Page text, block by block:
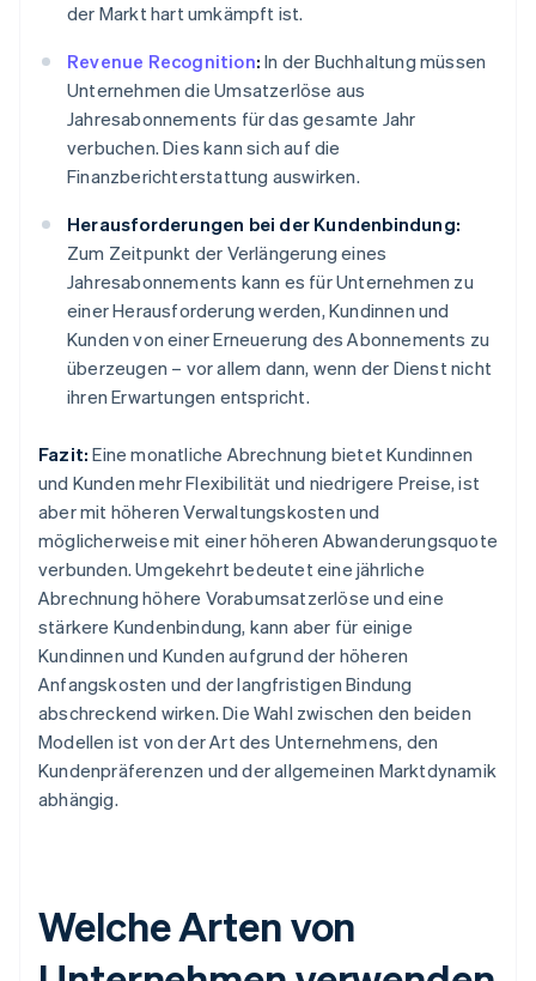
der Markt hart umkämpft ist.
Revenue Recognition: In der Buchhaltung müssen
Unternehmen die Umsatzerlöse aus
Jahresabonnements für das gesamte Jahr
verbuchen. Dies kann sich auf die
Finanzberichterstattung auswirken.
Herausforderungen bei der Kundenbindung:
Zum Zeitpunkt der Verlängerung eines
Jahresabonnements kann es für Unternehmen zu
einer Herausforderung werden, Kundinnen und
Kunden von einer Erneuerung des Abonnements zu
überzeugen – vor allem dann, wenn der Dienst nicht
ihren Erwartungen entspricht.
Fazit: Eine monatliche Abrechnung bietet Kundinnen
und Kunden mehr Flexibilität und niedrigere Preise, ist
aber mit höheren Verwaltungskosten und
möglicherweise mit einer höheren Abwanderungsquote
verbunden. Umgekehrt bedeutet eine jährliche
Abrechnung höhere Vorabumsatzerlöse und eine
stärkere Kundenbindung, kann aber für einige
Kundinnen und Kunden aufgrund der höheren
Anfangskosten und der langfristigen Bindung
abschreckend wirken. Die Wahl zwischen den beiden
Modellen ist von der Art des Unternehmens, den
Kundenpräferenzen und der allgemeinen Marktdynamik
abhängig.
Welche Arten von